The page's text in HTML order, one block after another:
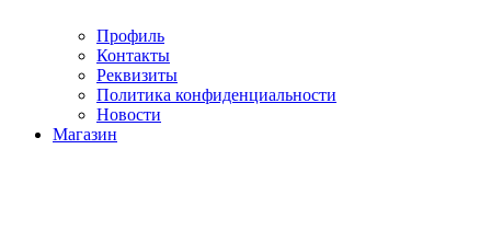
Профиль
Контакты
Реквизиты
Политика конфиденциальности
Новости
Магазин